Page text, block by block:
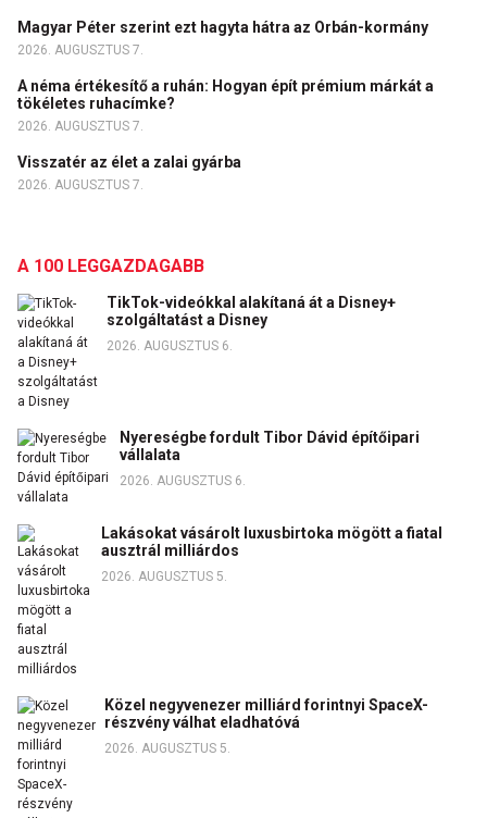
Magyar Péter szerint ezt hagyta hátra az Orbán-kormány
2026. AUGUSZTUS 7.
A néma értékesítő a ruhán: Hogyan épít prémium márkát a
tökéletes ruhacímke?
2026. AUGUSZTUS 7.
Visszatér az élet a zalai gyárba
2026. AUGUSZTUS 7.
A 100 LEGGAZDAGABB
TikTok-videókkal alakítaná át a Disney+
szolgáltatást a Disney
2026. AUGUSZTUS 6.
Nyereségbe fordult Tibor Dávid építőipari
vállalata
2026. AUGUSZTUS 6.
Lakásokat vásárolt luxusbirtoka mögött a fiatal
ausztrál milliárdos
2026. AUGUSZTUS 5.
Közel negyvenezer milliárd forintnyi SpaceX-
részvény válhat eladhatóvá
2026. AUGUSZTUS 5.